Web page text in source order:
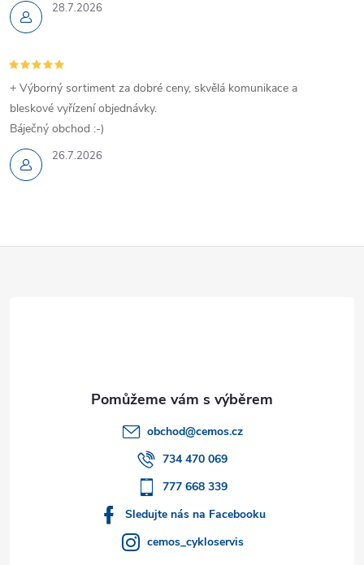
28.7.2026
26.7.2026
+ Výborný sortiment za dobré ceny, skvělá komunikace a
bleskové vyřízení objednávky.
Báječný obchod :-)
obchod@cemos.cz
734 470 069
777 668 339
Sledujte nás na Facebooku
cemos_cykloservis